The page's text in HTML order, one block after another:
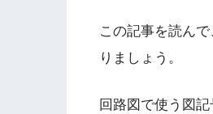
この記事を読ん
りましょう。
回路図で使う図